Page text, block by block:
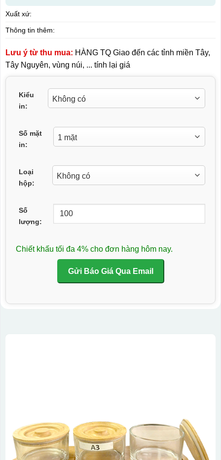
Xuất xứ:
Thông tin thêm:
Lưu ý từ thu mua: HÀNG TQ Giao đến các tỉnh miền Tây,
Tây Nguyên, vùng núi, ... tính lại giá
Kiểu
in:
Số mặt
in:
Loại
hộp:
Số
lượng:
Chiết khấu tối đa 4% cho đơn hàng hôm nay.
Gửi Báo Giá Qua Email